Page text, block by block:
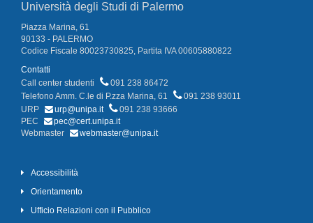
Università degli Studi di Palermo
Piazza Marina, 61
90133 - PALERMO
Codice Fiscale 80023730825, Partita IVA 00605880822
Contatti
Call center studenti
091 238 86472
Telefono Amm. C.le di P.zza Marina, 61
091 238 93011
URP
urp@unipa.it
091 238 93666
PEC
pec@cert.unipa.it
Webmaster
webmaster@unipa.it
Accessibilità
Orientamento
Ufficio Relazioni con il Pubblico